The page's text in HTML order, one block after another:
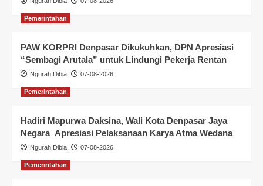
Pemerintahan
PAW KORPRI Denpasar Dikukuhkan, DPN Apresiasi
“Sembagi Arutala” untuk Lindungi Pekerja Rentan
Ngurah Dibia 07-08-2026
Pemerintahan
Hadiri Mapurwa Daksina, Wali Kota Denpasar Jaya
Negara Apresiasi Pelaksanaan Karya Atma Wedana
Ngurah Dibia 07-08-2026
Pemerintahan